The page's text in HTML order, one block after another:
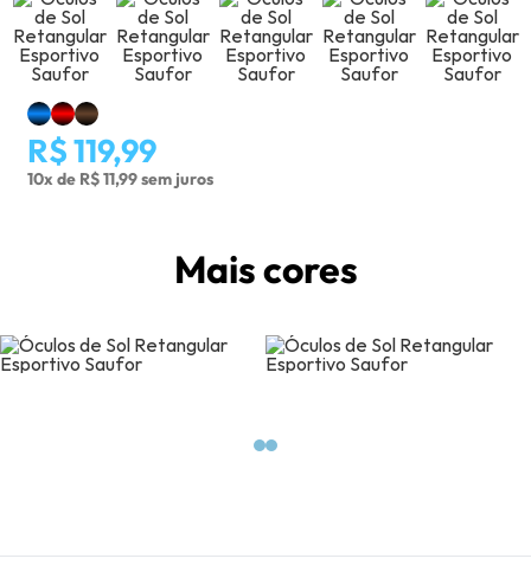
R$ 119,99
10x de R$ 11,99 sem juros
Mais cores